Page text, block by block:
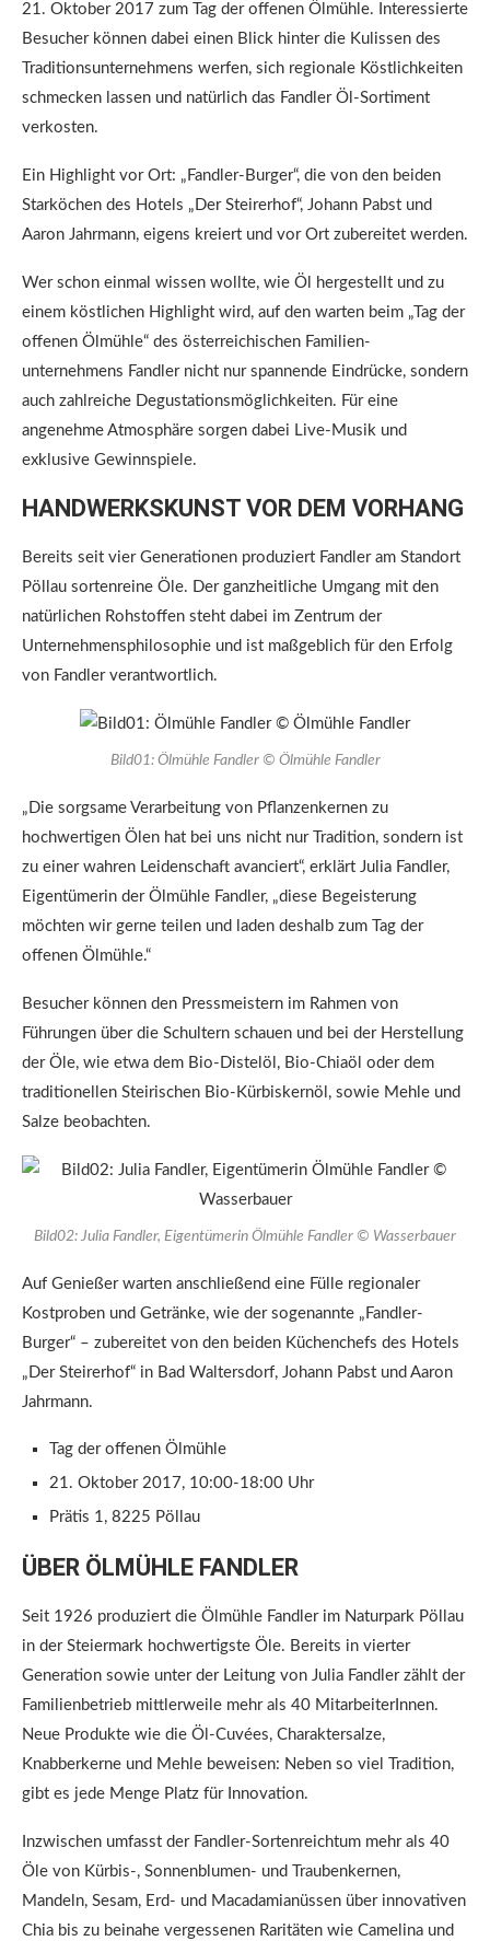
21. Oktober 2017 zum Tag der offenen Ölmühle. Interessierte
Besucher können dabei einen Blick hinter die Kulissen des
Traditionsunternehmens werfen, sich regionale Köstlichkeiten
schmecken lassen und natürlich das Fandler Öl-Sortiment
verkosten.
Ein Highlight vor Ort: „Fandler-Burger“, die von den beiden
Starköchen des Hotels „Der Steirerhof“, Johann Pabst und
Aaron Jahrmann, eigens kreiert und vor Ort zubereitet werden.
Wer schon einmal wissen wollte, wie Öl hergestellt und zu
einem köstlichen Highlight wird, auf den warten beim „Tag der
offenen Ölmühle“ des österreichischen Familien-
unternehmens Fandler nicht nur spannende Eindrücke, sondern
auch zahlreiche Degustationsmöglichkeiten. Für eine
angenehme Atmosphäre sorgen dabei Live-Musik und
exklusive Gewinnspiele.
HANDWERKSKUNST VOR DEM VORHANG
Bereits seit vier Generationen produziert Fandler am Standort
Pöllau sortenreine Öle. Der ganzheitliche Umgang mit den
natürlichen Rohstoffen steht dabei im Zentrum der
Unternehmensphilosophie und ist maßgeblich für den Erfolg
von Fandler verantwortlich.
Bild01: Ölmühle Fandler © Ölmühle Fandler
„Die sorgsame Verarbeitung von Pflanzenkernen zu
hochwertigen Ölen hat bei uns nicht nur Tradition, sondern ist
zu einer wahren Leidenschaft avanciert“, erklärt Julia Fandler,
Eigentümerin der Ölmühle Fandler, „diese Begeisterung
möchten wir gerne teilen und laden deshalb zum Tag der
offenen Ölmühle.“
Besucher können den Pressmeistern im Rahmen von
Führungen über die Schultern schauen und bei der Herstellung
der Öle, wie etwa dem Bio-Distelöl, Bio-Chiaöl oder dem
traditionellen Steirischen Bio-Kürbiskernöl, sowie Mehle und
Salze beobachten.
Bild02: Julia Fandler, Eigentümerin Ölmühle Fandler © Wasserbauer
Auf Genießer warten anschließend eine Fülle regionaler
Kostproben und Getränke, wie der sogenannte „Fandler-
Burger“ – zubereitet von den beiden Küchenchefs des Hotels
„Der Steirerhof“ in Bad Waltersdorf, Johann Pabst und Aaron
Jahrmann.
Tag der offenen Ölmühle
21. Oktober 2017, 10:00-18:00 Uhr
Prätis 1, 8225 Pöllau
ÜBER ÖLMÜHLE FANDLER
Seit 1926 produziert die Ölmühle Fandler im Naturpark Pöllau
in der Steiermark hochwertigste Öle. Bereits in vierter
Generation sowie unter der Leitung von Julia Fandler zählt der
Familienbetrieb mittlerweile mehr als 40 MitarbeiterInnen.
Neue Produkte wie die Öl-Cuvées, Charaktersalze,
Knabberkerne und Mehle beweisen: Neben so viel Tradition,
gibt es jede Menge Platz für Innovation.
Inzwischen umfasst der Fandler-Sortenreichtum mehr als 40
Öle von Kürbis-, Sonnenblumen- und Traubenkernen,
Mandeln, Sesam, Erd- und Macadamianüssen über innovativen
Chia bis zu beinahe vergessenen Raritäten wie Camelina und